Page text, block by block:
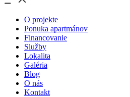
O projekte
Ponuka apartmánov
Financovanie
Služby
Lokalita
Galéria
Blog
O nás
Kontakt